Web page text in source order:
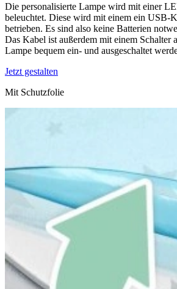
Die personalisierte Lampe wird mit einer
beleuchtet. Diese wird mit einem ein USB-
betrieben. Es sind also keine Batterien
Das Kabel ist außerdem mit einem Schalter
Lampe bequem ein- und ausgeschaltet
Jetzt gestalten
Mit Schutzfolie